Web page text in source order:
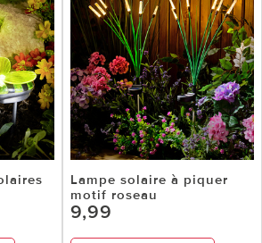
Lampe solaire à piquer
motif roseau
9,99